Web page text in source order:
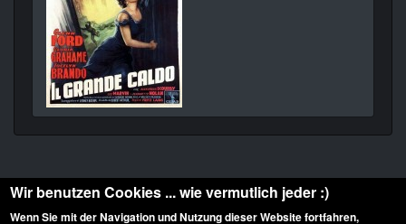
Wir benutzen Cookies ... wie vermutlich jeder :)
Wenn Sie mit der Navigation und Nutzung dieser Website fortfahren,